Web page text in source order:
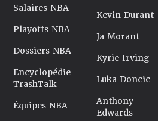
Salaires NBA
Playoffs NBA
Dossiers NBA
Encyclopédie
TrashTalk
Équipes NBA
Kevin Durant
Ja Morant
Kyrie Irving
Luka Doncic
Anthony
Edwards